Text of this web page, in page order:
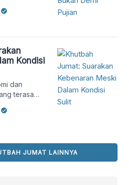
ego,
manusia.
Kondisi
dan
terasa
boleh
serta
dalam
JUMAT LAINNYA